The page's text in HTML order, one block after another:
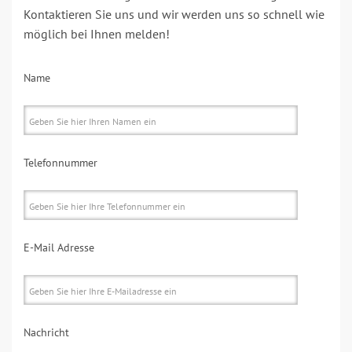
Kontaktieren Sie uns und wir werden uns so schnell wie
möglich bei Ihnen melden!
Name
Telefonnummer
E-Mail Adresse
Nachricht